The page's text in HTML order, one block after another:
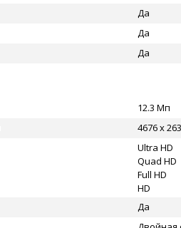
Да
Да
Да
12.3 Мп
4676 x
Ultra HD
Quad HD
Full HD
HD
Да